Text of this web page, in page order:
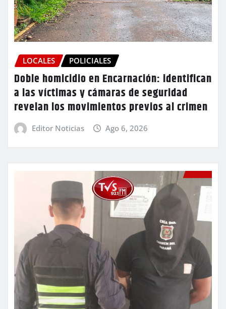
LOCALES POLICIALES
Doble homicidio en Encarnación: identifican
a las víctimas y cámaras de seguridad
revelan los movimientos previos al crimen
Editor Noticias Ago 6, 2026